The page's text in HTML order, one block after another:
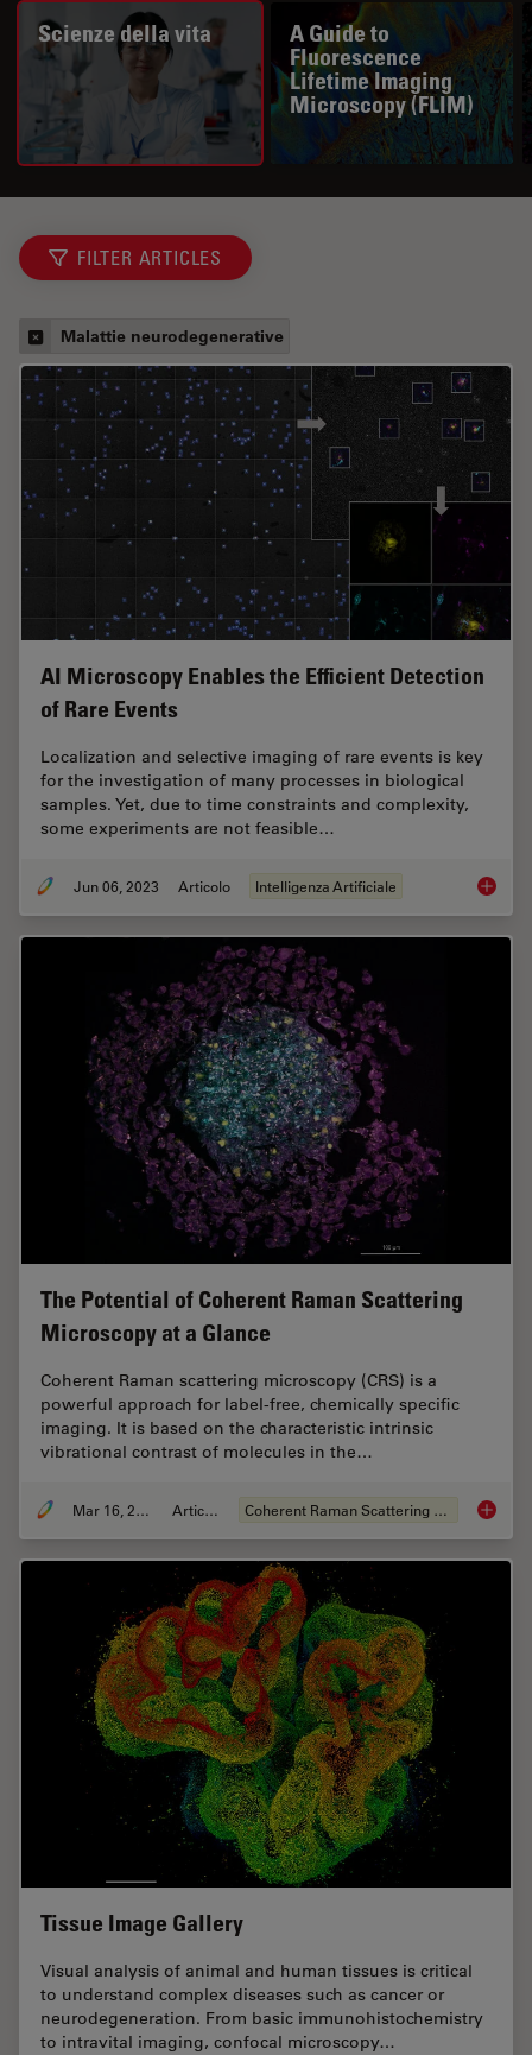
Scienze della vita
A Guide to
Fluorescence
Lifetime Imaging
Microscopy (FLIM)
FILTER ARTICLES
Malattie neurodegenerative
AI Microscopy Enables the Efficient Detection
of Rare Events
Localization and selective imaging of rare events is key
for the investigation of many processes in biological
samples. Yet, due to time constraints and complexity,
some experiments are not feasible…
Jun 06, 2023 Articolo Intelligenza Artificiale AI
The Potential of Coherent Raman Scattering
Microscopy at a Glance
Coherent Raman scattering microscopy (CRS) is a
powerful approach for label-free, chemically specific
imaging. It is based on the characteristic intrinsic
vibrational contrast of molecules in the…
Mar 16, 2022 Articolo Coherent Raman Scattering (CRS) The
Tissue Image Gallery
Visual analysis of animal and human tissues is critical
to understand complex diseases such as cancer or
neurodegeneration. From basic immunohistochemistry
to intravital imaging, confocal microscopy…